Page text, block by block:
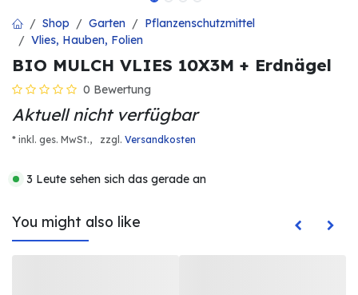
Shop Garten
Pflanzenschutzmittel
Vlies, Hauben, Folien
BIO MULCH VLIES 10X3M + Erdnägel
0 Bewertung
Aktuell nicht verfügbar
* inkl. ges. MwSt., zzgl. Versandkosten
3 Leute sehen sich das gerade an
You might also like